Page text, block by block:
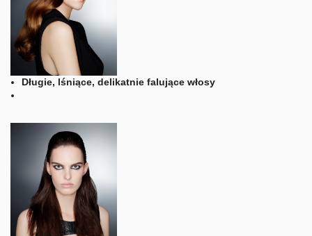
Długie, lśniące, delikatnie falujące włosy